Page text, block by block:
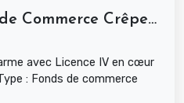
À VENDRE : Fonds de Commerce Crêperie...
avec Licence IV en cœur
: Fonds de commerce